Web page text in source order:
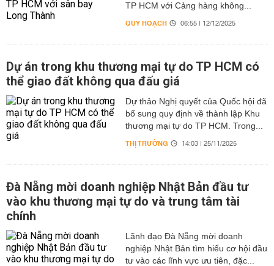
TP HCM với Cảng hàng không...
QUY HOẠCH 06:55 | 12/12/2025
Dự án trong khu thương mại tự do TP HCM có
thể giao đất không qua đấu giá
Dự thảo Nghị quyết của Quốc hội đã
bổ sung quy định về thành lập Khu
thương mại tự do TP HCM. Trong...
THỊ TRƯỜNG 14:03 | 25/11/2025
Đà Nẵng mời doanh nghiệp Nhật Bản đầu tư
vào khu thương mại tự do và trung tâm tài
chính
Lãnh đạo Đà Nẵng mời doanh
nghiệp Nhật Bản tìm hiểu cơ hội đầu
tư vào các lĩnh vực ưu tiên, đặc...